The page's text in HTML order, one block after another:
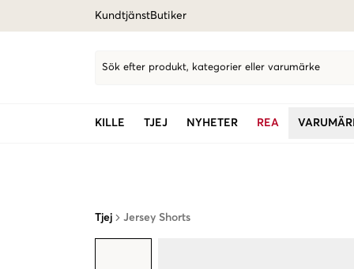
KundtjänstButiker
Sök efter produkt, kategorier eller varumärke
KILLE TJEJ NYHETER REA
Tjej Jersey Shorts